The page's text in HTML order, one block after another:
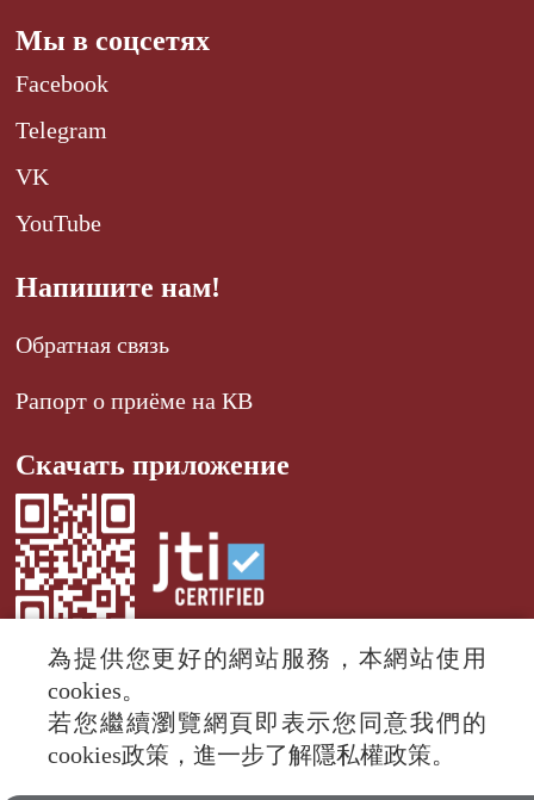
Мы в соцсетях
Facebook
Telegram
VK
YouTube
Напишите нам!
Обратная связь
Рапорт о приёме на КВ
Скачать приложение
© 2024 RTI (Radio Taiwan International).
All rights reserved.
為提供您更好的網站服務，本網站使用
cookies。
若您繼續瀏覽網頁即表示您同意我們的
cookies政策，進一步了解隱私權政策。